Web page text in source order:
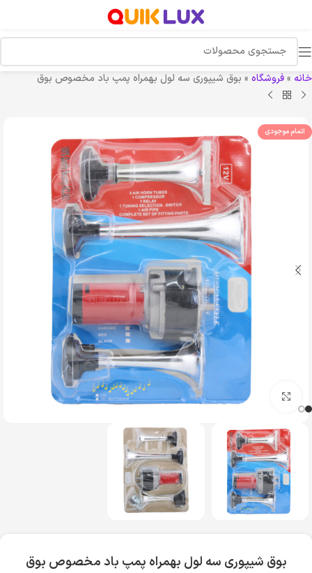
خانه »فروشگاه » بوق شیپوری سه لول بهمراه پمپ باد مخصوص بوق
اتمام موجودی
بزرگنمایی تصویر
بوق شیپوری سه لول بهمراه پمپ باد مخصوص بوق